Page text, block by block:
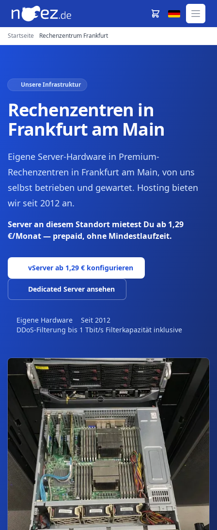
Startseite Rechenzentrum Frankfurt
Unsere Infrastruktur
Rechenzentren in
Frankfurt am Main
Eigene Server-Hardware in Premium-
Rechenzentren in Frankfurt am Main, von uns
selbst betrieben und gewartet. Hosting bieten
wir seit 2012 an.
Server an diesem Standort mietest Du ab 1,29
€/Monat — prepaid, ohne Mindestlaufzeit.
vServer ab 1,29 € konfigurieren
Dedicated Server ansehen
Eigene Hardware
Seit 2012
DDoS-Filterung bis 1 Tbit/s Filterkapazität inklusive